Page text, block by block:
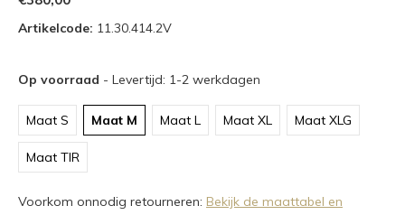
Artikelcode: 11.30.414.2V
Op voorraad - Levertijd: 1-2 werkdagen
Maat S Maat M Maat L Maat XL Maat XLG
Maat TIR
Voorkom onnodig retourneren: Bekijk de maattabel en